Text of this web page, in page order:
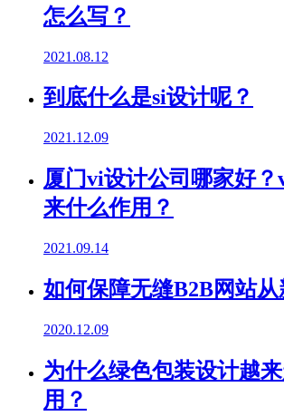
怎么写？
2021.08.12
到底什么是si设计呢？
2021.12.09
厦门vi设计公司哪家好
来什么作用？
2021.09.14
如何保障无缝B2B网站
2020.12.09
为什么绿色包装设计越
用？